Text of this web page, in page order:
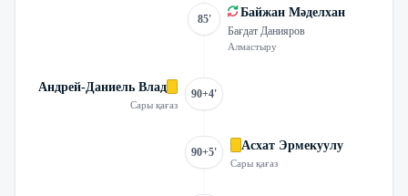
85' Байжан Мәделхан
Бағдат Данияров
Алмастыру
Андрей-Даниель Влад
Сары қағаз
90+4'
90+5' Асхат Эрмекуулу
Сары қағаз